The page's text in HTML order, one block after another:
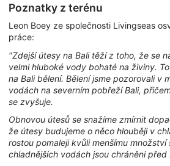
Poznatky z terénu
Leon Boey ze společnosti Livingseas
práce:
"Zdejší útesy na Bali těží z toho, že se
velmi hluboké vody bohaté na živiny.
na Bali bělení. Bělení jsme pozorovali v
vodách na severním pobřeží Bali,
se zvyšuje.
Obnovou útesů se snažíme zmírnit
že útesy budujeme o něco hlouběji v
rostou pomaleji kvůli menšímu množství
chladnějších vodách jsou chráněni před